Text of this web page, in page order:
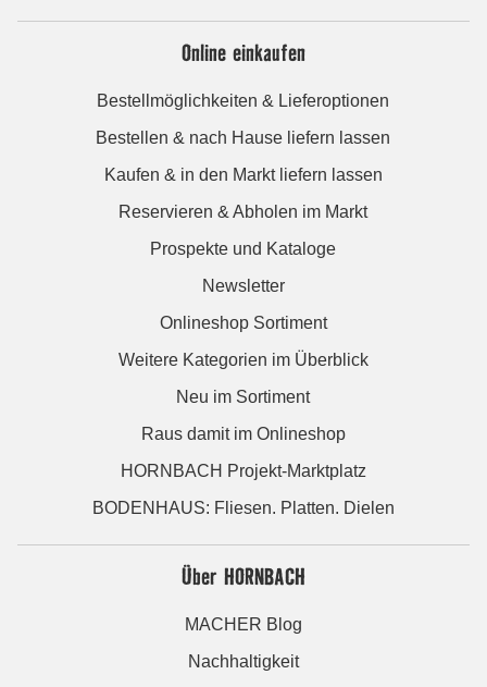
Online einkaufen
Bestellmöglichkeiten & Lieferoptionen
Bestellen & nach Hause liefern lassen
Kaufen & in den Markt liefern lassen
Reservieren & Abholen im Markt
Prospekte und Kataloge
Newsletter
Onlineshop Sortiment
Weitere Kategorien im Überblick
Neu im Sortiment
Raus damit im Onlineshop
HORNBACH Projekt-Marktplatz
BODENHAUS: Fliesen. Platten. Dielen
Über HORNBACH
MACHER Blog
Nachhaltigkeit